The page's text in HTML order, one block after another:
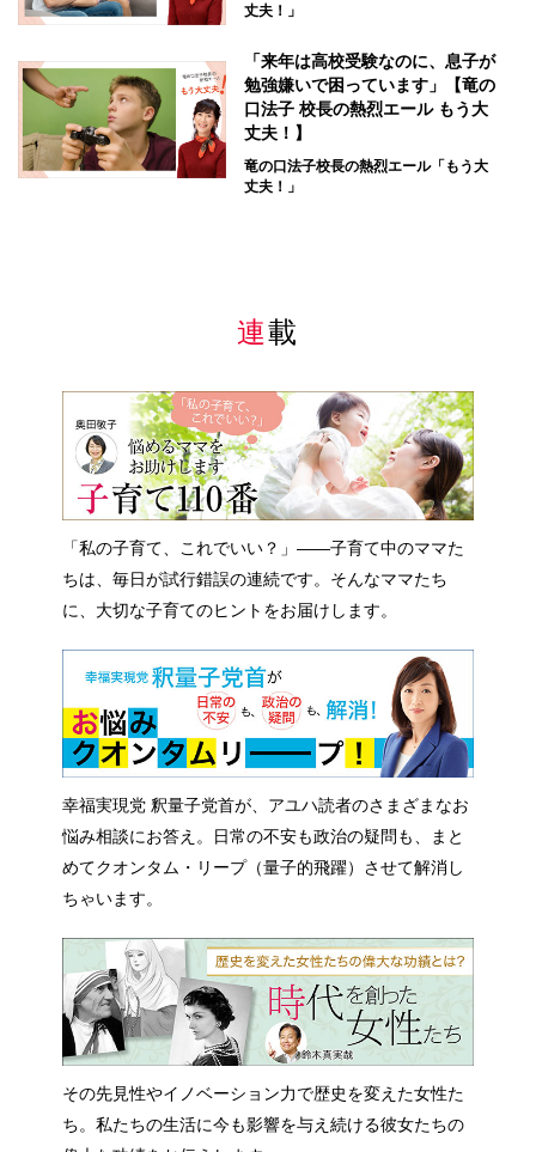
丈夫！」
「来年は高校受験なのに、息子が
勉強嫌いで困っています」【竜の
口法子 校長の熱烈エール もう大
丈夫！】
竜の口法子校長の熱烈エール「もう大
丈夫！」
連載
「私の子育て、これでいい？」――子育て中のママた
ちは、毎日が試行錯誤の連続です。そんなママたち
に、大切な子育てのヒントをお届けします。
幸福実現党 釈量子党首が、アユハ読者のさまざまなお
悩み相談にお答え。日常の不安も政治の疑問も、まと
めてクオンタム・リープ（量子的飛躍）させて解消し
ちゃいます。
その先見性やイノベーション力で歴史を変えた女性た
ち。私たちの生活に今も影響を与え続ける彼女たちの